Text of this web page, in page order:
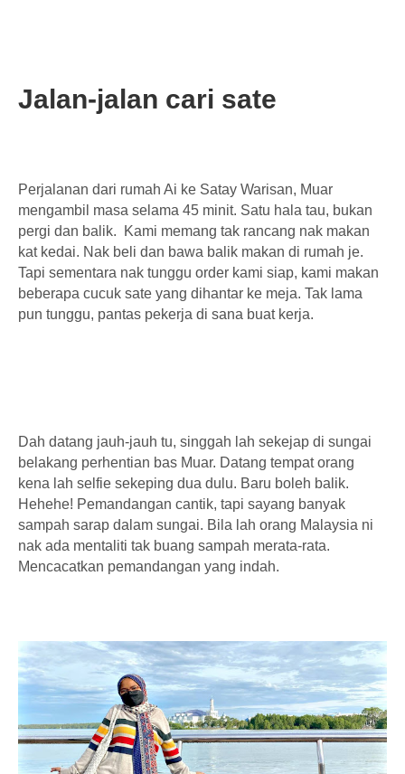
Jalan-jalan cari sate
Perjalanan dari rumah Ai ke Satay Warisan, Muar
mengambil masa selama 45 minit. Satu hala tau, bukan
pergi dan balik. Kami memang tak rancang nak makan
kat kedai. Nak beli dan bawa balik makan di rumah je.
Tapi sementara nak tunggu order kami siap, kami makan
beberapa cucuk sate yang dihantar ke meja. Tak lama
pun tunggu, pantas pekerja di sana buat kerja.
Dah datang jauh-jauh tu, singgah lah sekejap di sungai
belakang perhentian bas Muar. Datang tempat orang
kena lah selfie sekeping dua dulu. Baru boleh balik.
Hehehe! Pemandangan cantik, tapi sayang banyak
sampah sarap dalam sungai. Bila lah orang Malaysia ni
nak ada mentaliti tak buang sampah merata-rata.
Mencacatkan pemandangan yang indah.